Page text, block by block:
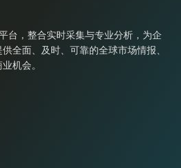
台，整合实时采集与专业分析，为企
全面、及时、可靠的全球市场情报、
机会。